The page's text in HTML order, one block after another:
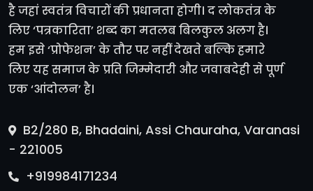
है जहां स्वतंत्र विचारों की प्रधानता होगी। द लोकतंत्र के
लिए ‘पत्रकारिता’ शब्द का मतलब बिलकुल अलग है।
हम इसे ‘प्रोफेशन’ के तौर पर नहीं देखते बल्कि हमारे
लिए यह समाज के प्रति जिम्मेदारी और जवाबदेही से पूर्ण
एक ‘आंदोलन’ है।
B2/280 B, Bhadaini, Assi Chauraha, Varanasi
- 221005
+919984171234